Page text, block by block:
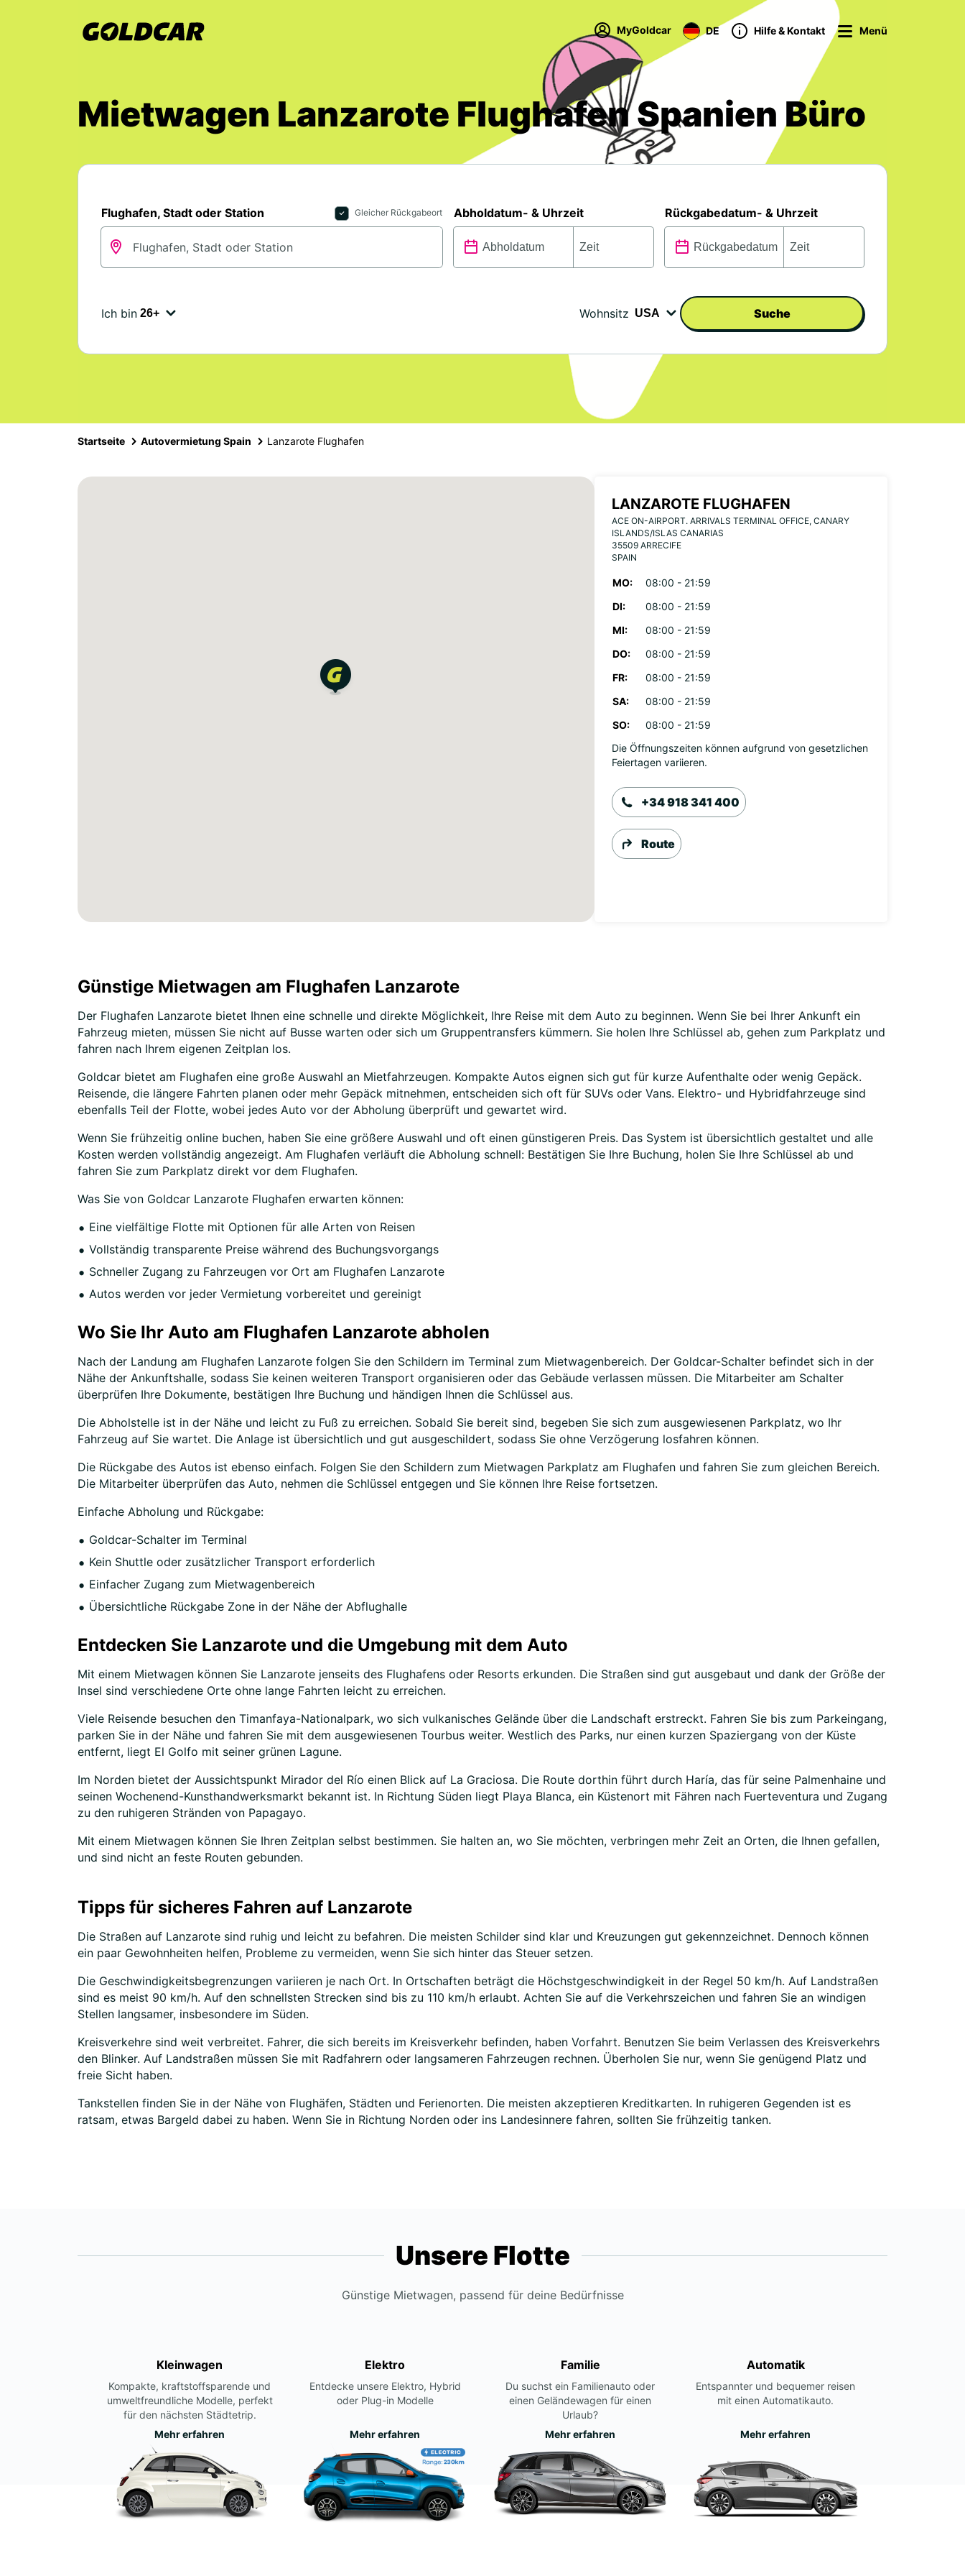
MyGoldcar DE Hilfe & Kontakt Menü
Mietwagen Lanzarote Flughafen Spanien Büro
Flughafen, Stadt oder Station Gleicher Rückgabeort Abholdatum- & Uhrzeit Rückgabedatum- & Uhrzeit
Ich bin Wohnsitz Suche
Startseite Autovermietung Spain Lanzarote Flughafen
LANZAROTE FLUGHAFEN
ACE ON-AIRPORT. ARRIVALS TERMINAL OFFICE, CANARY
ISLANDS/ISLAS CANARIAS
35509 ARRECIFE
SPAIN
MO:
08:00 - 21:59
DI:
08:00 - 21:59
MI:
08:00 - 21:59
DO:
08:00 - 21:59
FR:
08:00 - 21:59
SA:
08:00 - 21:59
SO:
08:00 - 21:59
Die Öffnungszeiten können aufgrund von gesetzlichen
Feiertagen variieren.
+34 918 341 400
Route
Günstige Mietwagen am Flughafen Lanzarote
Der Flughafen Lanzarote bietet Ihnen eine schnelle und direkte Möglichkeit, Ihre Reise mit dem Auto zu beginnen. Wenn Sie bei Ihrer Ankunft ein
Fahrzeug mieten, müssen Sie nicht auf Busse warten oder sich um Gruppentransfers kümmern. Sie holen Ihre Schlüssel ab, gehen zum Parkplatz und
fahren nach Ihrem eigenen Zeitplan los.
Goldcar bietet am Flughafen eine große Auswahl an Mietfahrzeugen. Kompakte Autos eignen sich gut für kurze Aufenthalte oder wenig Gepäck.
Reisende, die längere Fahrten planen oder mehr Gepäck mitnehmen, entscheiden sich oft für SUVs oder Vans. Elektro- und Hybridfahrzeuge sind
ebenfalls Teil der Flotte, wobei jedes Auto vor der Abholung überprüft und gewartet wird.
Wenn Sie frühzeitig online buchen, haben Sie eine größere Auswahl und oft einen günstigeren Preis. Das System ist übersichtlich gestaltet und alle
Kosten werden vollständig angezeigt. Am Flughafen verläuft die Abholung schnell: Bestätigen Sie Ihre Buchung, holen Sie Ihre Schlüssel ab und
fahren Sie zum Parkplatz direkt vor dem Flughafen.
Was Sie von Goldcar Lanzarote Flughafen erwarten können:
Eine vielfältige Flotte mit Optionen für alle Arten von Reisen
Vollständig transparente Preise während des Buchungsvorgangs
Schneller Zugang zu Fahrzeugen vor Ort am Flughafen Lanzarote
Autos werden vor jeder Vermietung vorbereitet und gereinigt
Wo Sie Ihr Auto am Flughafen Lanzarote abholen
Nach der Landung am Flughafen Lanzarote folgen Sie den Schildern im Terminal zum Mietwagenbereich. Der Goldcar-Schalter befindet sich in der
Nähe der Ankunftshalle, sodass Sie keinen weiteren Transport organisieren oder das Gebäude verlassen müssen. Die Mitarbeiter am Schalter
überprüfen Ihre Dokumente, bestätigen Ihre Buchung und händigen Ihnen die Schlüssel aus.
Die Abholstelle ist in der Nähe und leicht zu Fuß zu erreichen. Sobald Sie bereit sind, begeben Sie sich zum ausgewiesenen Parkplatz, wo Ihr
Fahrzeug auf Sie wartet. Die Anlage ist übersichtlich und gut ausgeschildert, sodass Sie ohne Verzögerung losfahren können.
Die Rückgabe des Autos ist ebenso einfach. Folgen Sie den Schildern zum Mietwagen Parkplatz am Flughafen und fahren Sie zum gleichen Bereich.
Die Mitarbeiter überprüfen das Auto, nehmen die Schlüssel entgegen und Sie können Ihre Reise fortsetzen.
Einfache Abholung und Rückgabe:
Goldcar-Schalter im Terminal
Kein Shuttle oder zusätzlicher Transport erforderlich
Einfacher Zugang zum Mietwagenbereich
Übersichtliche Rückgabe Zone in der Nähe der Abflughalle
Entdecken Sie Lanzarote und die Umgebung mit dem Auto
Mit einem Mietwagen können Sie Lanzarote jenseits des Flughafens oder Resorts erkunden. Die Straßen sind gut ausgebaut und dank der Größe der
Insel sind verschiedene Orte ohne lange Fahrten leicht zu erreichen.
Viele Reisende besuchen den Timanfaya-Nationalpark, wo sich vulkanisches Gelände über die Landschaft erstreckt. Fahren Sie bis zum Parkeingang,
parken Sie in der Nähe und fahren Sie mit dem ausgewiesenen Tourbus weiter. Westlich des Parks, nur einen kurzen Spaziergang von der Küste
entfernt, liegt El Golfo mit seiner grünen Lagune.
Im Norden bietet der Aussichtspunkt Mirador del Río einen Blick auf La Graciosa. Die Route dorthin führt durch Haría, das für seine Palmenhaine und
seinen Wochenend-Kunsthandwerksmarkt bekannt ist. In Richtung Süden liegt Playa Blanca, ein Küstenort mit Fähren nach Fuerteventura und Zugang
zu den ruhigeren Stränden von Papagayo.
Mit einem Mietwagen können Sie Ihren Zeitplan selbst bestimmen. Sie halten an, wo Sie möchten, verbringen mehr Zeit an Orten, die Ihnen gefallen,
und sind nicht an feste Routen gebunden.
Tipps für sicheres Fahren auf Lanzarote
Die Straßen auf Lanzarote sind ruhig und leicht zu befahren. Die meisten Schilder sind klar und Kreuzungen gut gekennzeichnet. Dennoch können
ein paar Gewohnheiten helfen, Probleme zu vermeiden, wenn Sie sich hinter das Steuer setzen.
Die Geschwindigkeitsbegrenzungen variieren je nach Ort. In Ortschaften beträgt die Höchstgeschwindigkeit in der Regel 50 km/h. Auf Landstraßen
sind es meist 90 km/h. Auf den schnellsten Strecken sind bis zu 110 km/h erlaubt. Achten Sie auf die Verkehrszeichen und fahren Sie an windigen
Stellen langsamer, insbesondere im Süden.
Kreisverkehre sind weit verbreitet. Fahrer, die sich bereits im Kreisverkehr befinden, haben Vorfahrt. Benutzen Sie beim Verlassen des Kreisverkehrs
den Blinker. Auf Landstraßen müssen Sie mit Radfahrern oder langsameren Fahrzeugen rechnen. Überholen Sie nur, wenn Sie genügend Platz und
freie Sicht haben.
Tankstellen finden Sie in der Nähe von Flughäfen, Städten und Ferienorten. Die meisten akzeptieren Kreditkarten. In ruhigeren Gegenden ist es
ratsam, etwas Bargeld dabei zu haben. Wenn Sie in Richtung Norden oder ins Landesinnere fahren, sollten Sie frühzeitig tanken.
Unsere Flotte
Günstige Mietwagen, passend für deine Bedürfnisse
Kleinwagen
Kompakte, kraftstoffsparende und
umweltfreundliche Modelle, perfekt
für den nächsten Städtetrip.
Mehr erfahren
Elektro
Entdecke unsere Elektro, Hybrid
oder Plug-in Modelle
Mehr erfahren
Familie
Du suchst ein Familienauto oder
einen Geländewagen für einen
Urlaub?
Mehr erfahren
Automatik
Entspannter und bequemer reisen
mit einen Automatikauto.
Mehr erfahren